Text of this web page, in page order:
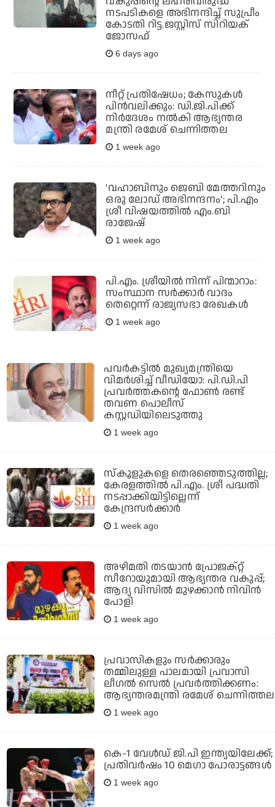
നടപടികളെ അഭിനന്ദിച്ച് സുപ്രീം
കോടതി റിട്ട.ജസ്റ്റിസ് സിറിയക്
ജോസഫ്
6 days ago
നീറ്റ് പ്രതിഷേധം; കേസുകള്‍
പിന്‍വലിക്കും: ഡി.ജി.പിക്ക്
നിര്‍ദേശം നല്‍കി ആഭ്യന്തര
മന്ത്രി രമേശ് ചെന്നിത്തല
1 week ago
'വഹാബിനും ജെബി മേത്തറിനും
ഒരു ലോഡ് അഭിനന്ദനം'; പി.എം
ശ്രീ വിഷയത്തില്‍ എം.ബി
രാജേഷ്
1 week ago
പി.എം. ശ്രീയില്‍ നിന്ന് പിന്മാറാം:
സംസ്ഥാന സര്‍ക്കാര്‍ വാദം
തെറ്റെന്ന് രാജ്യസഭാ രേഖകള്‍
1 week ago
പവര്‍കട്ടില്‍ മുഖ്യമന്ത്രിയെ
വിമര്‍ശിച്ച് വീഡിയോ: പി.ഡി.പി
പ്രവര്‍ത്തകന്റെ ഫോണ്‍ രണ്ട്
തവണ പൊലീസ്
കസ്റ്റഡിയിലെടുത്തു
1 week ago
സ്‌കൂളുകളെ തെരഞ്ഞെടുത്തില്ല;
കേരളത്തില്‍ പി.എം. ശ്രീ പദ്ധതി
നടപ്പാക്കിയിട്ടില്ലെന്ന്
കേന്ദ്രസര്‍ക്കാര്‍
1 week ago
അഴിമതി തടയാന്‍ പ്രോജക്റ്റ്
സീറോയുമായി ആഭ്യന്തര വകുപ്പ്;
ആദ്യ വിസില്‍ മുഴക്കാന്‍ നിവിന്‍
പോളി
1 week ago
പ്രവാസികളും സര്‍ക്കാരും
തമ്മിലുള്ള പാലമായി പ്രവാസി
ലീഗല്‍ സെല്‍ പ്രവര്‍ത്തിക്കണം:
ആഭ്യന്തരമന്ത്രി രമേശ് ചെന്നിത്തല
1 week ago
കെ-1 വേള്‍ഡ് ജി.പി ഇന്ത്യയിലേക്ക്;
പ്രതിവര്‍ഷം 10 മെഗാ പോരാട്ടങ്ങള്‍
1 week ago